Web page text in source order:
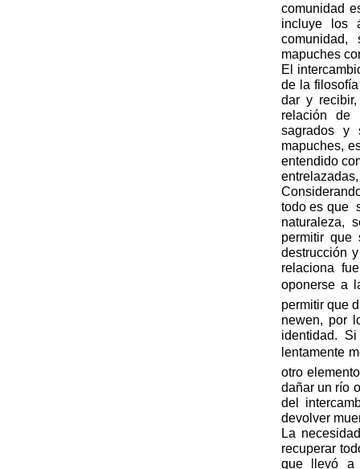
comunidad
incluye los
mapuches
El
de la
dar y
relación de
sagrados y
mapuches,
entendido
todo es que
naturaleza,
permitir que
destrucción
relaciona
oponerse a
permitir que
newen, por
identidad.
lentamente
otro
dañar un río
del
devolver
La
recuperar
que llevó a